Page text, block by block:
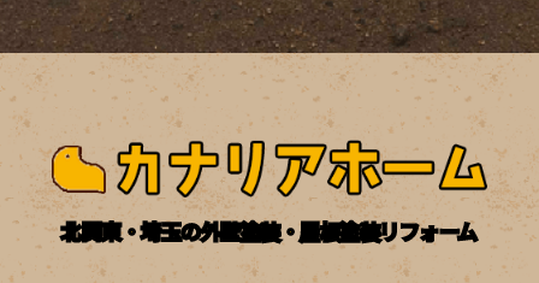
北関東・埼玉の外壁塗装・屋根塗装リフォーム